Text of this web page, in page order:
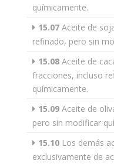
químicamente.
15.07 Aceite de
refinado, pero sin
15.08 Aceite de
fracciones, incluso
químicamente.
15.09 Aceite de
pero sin modificar
15.10 Los demás
exclusivamente de